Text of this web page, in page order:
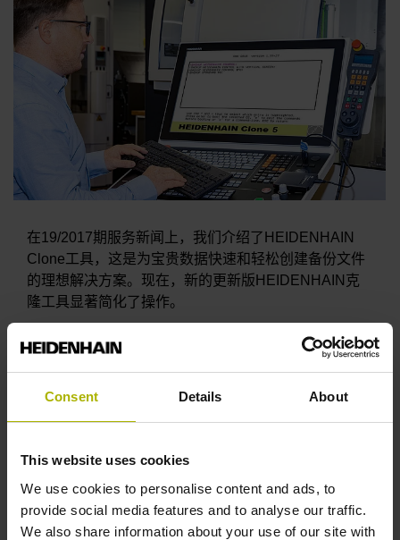
Consent Details About
This website uses cookies
We use cookies to personalise content and ads, to
provide social media features and to analyse our traffic.
We also share information about your use of our site with
在19/2017期服务新闻上，我们介绍了HEIDENHAIN
Clone工具，这是为宝贵数据快速和轻松创建备份文件
的理想解决方案。现在，新的更新版HEIDENHAIN克
隆工具显著简化了操作。
定期备份可提高数据安全性，是保养机床前，保护宝贵
数据不可或缺的操作。HEIDENHAIN Clone工具可轻
HEIDENHAIN数控系统HDR、CFR和SSDR硬盘的完
整副本。还可将HEIDENHAIN克隆工具安排在机床维
为了便于操作，新版菜单结构为备份和还原提供两个独
立的树状结构。新版的版本5还能创建
HEIDENHAINIPC的备份文件。